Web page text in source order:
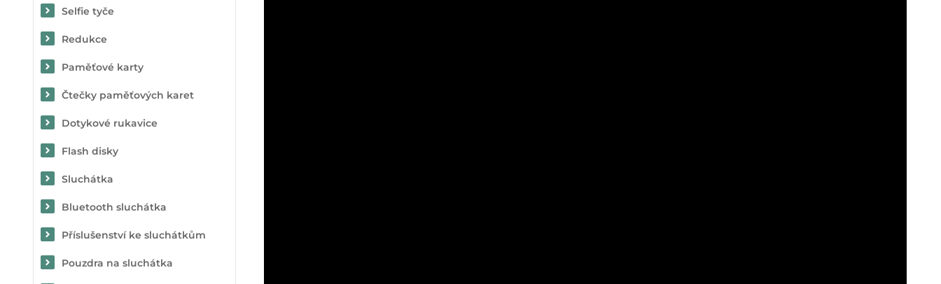
Selfie tyče
Redukce
Paměťové karty
Čtečky paměťových karet
Dotykové rukavice
Flash disky
Sluchátka
Bluetooth sluchátka
Příslušenství ke sluchátkům
Pouzdra na sluchátka